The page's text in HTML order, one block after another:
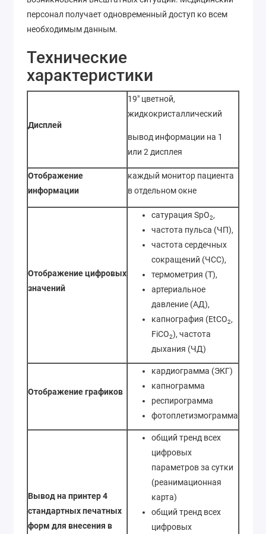
персонал получает одновременный доступ ко всем
необходимым данным.
Технические
характеристики
Дисплей
19" цветной,
жидкокристаллический
вывод информации на 1
или 2 дисплея
Отображение
информации
каждый монитор пациента
в отдельном окне
Отображение цифровых
значений
сатурация SpO2,
частота пульса (ЧП),
частота сердечных
сокращений (ЧСС),
термометрия (Т),
артериальное
давление (АД),
капнография (EtCO2,
FiCO2), частота
дыхания (ЧД)
Отображение графиков
кардиограмма (ЭКГ)
капнограмма
респирограмма
фотоплетизмограмма
Вывод на принтер 4
стандартных печатных
форм для внесения в
общий тренд всех
цифровых
параметров за сутки
(реанимационная
карта)
общий тренд всех
цифровых